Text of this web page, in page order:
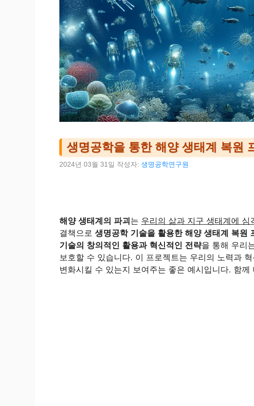
생명공학을 통한 해양 생태계 복원
2024년 03월 31일 작성자: 생명공학연구원
해양 생태계의 파괴 는 우리의 삶과 지구 생태계에 심
결책으로 생명공학 기술을 활용한 해양 생태계 복원
기술의 창의적인 활용과 혁신적인 전략을 통해 우리
보호할 수 있습니다. 이 프로젝트는 우리의 노력과
변화시킬 수 있는지 보여주는 좋은 예시입니다. 함